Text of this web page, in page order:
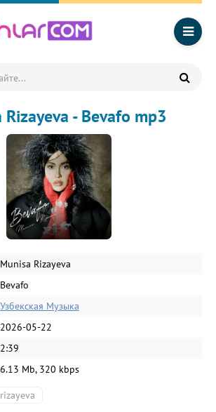
Rizayeva - Bevafo mp3
Munisa Rizayeva
Bevafo
Узбекская Музыка
2026-05-22
2:39
6.13 Mb, 320 kbps